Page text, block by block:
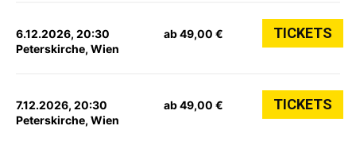
6.12.2026, 20:30
Peterskirche, Wien
ab 49,00 € TICKETS
7.12.2026, 20:30
Peterskirche, Wien
ab 49,00 € TICKETS